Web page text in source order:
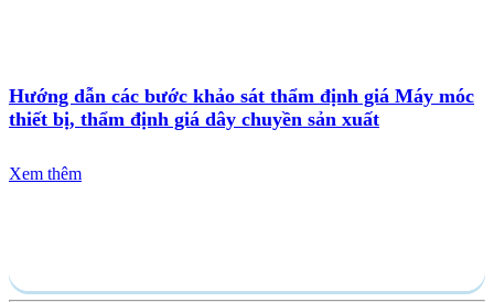
Hướng dẫn các bước khảo sát thẩm định giá Máy móc
thiết bị, thẩm định giá dây chuyền sản xuất
Xem thêm